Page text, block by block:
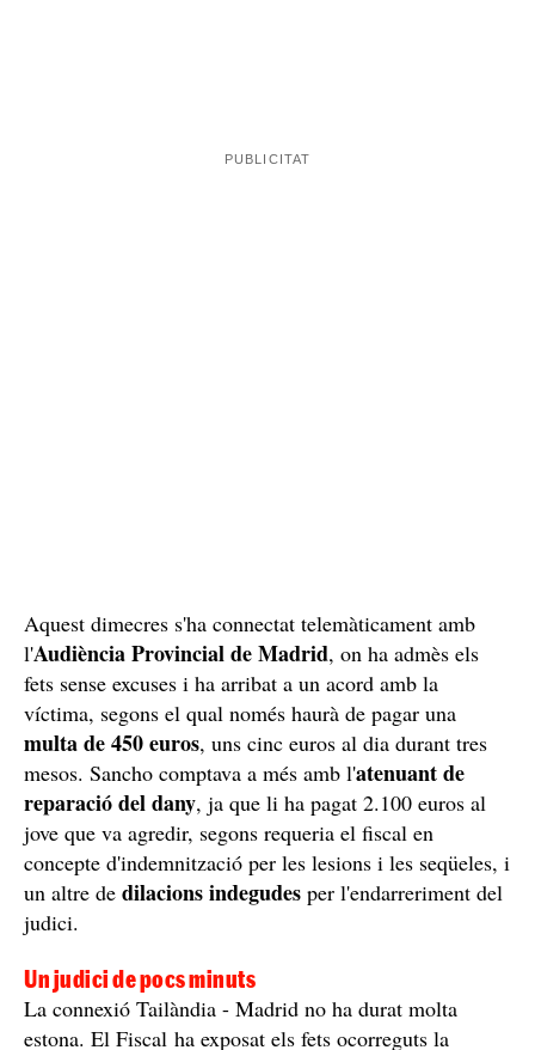
Aquest dimecres s'ha connectat telemàticament amb
l'Audiència Provincial de Madrid, on ha admès els
fets sense excuses i ha arribat a un acord amb la
víctima, segons el qual només haurà de pagar una
multa de 450 euros, uns cinc euros al dia durant tres
mesos. Sancho comptava a més amb l'atenuant de
reparació del dany, ja que li ha pagat 2.100 euros al
jove que va agredir, segons requeria el fiscal en
concepte d'indemnització per les lesions i les seqüeles, i
un altre de dilacions indegudes per l'endarreriment del
judici.
Un judici de pocs minuts
La connexió Tailàndia - Madrid no ha durat molta
estona. El Fiscal ha exposat els fets ocorreguts la